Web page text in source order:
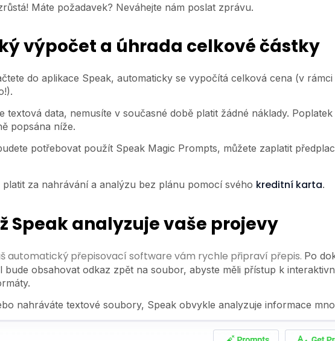
Máte požadavek? Neváhejte nám poslat zprávu.
výpočet a úhrada celkové částky
do aplikace Speak, automaticky se vypočítá celková cena (v
textová data, nemusíte v současné době platit žádné náklady.
popsána níže.
potřebovat použít Speak Magic Prompts, můžete zaplatit
platit za nahrávání a analýzu bez plánu pomocí svého kreditní karta.
Speak analyzuje vaše projevy
automatický přepisovací software vám rychle připraví přepis. Po
bude obsahovat odkaz zpět na soubor, abyste měli přístup k
nahráváte textové soubory, Speak obvykle analyzuje informace